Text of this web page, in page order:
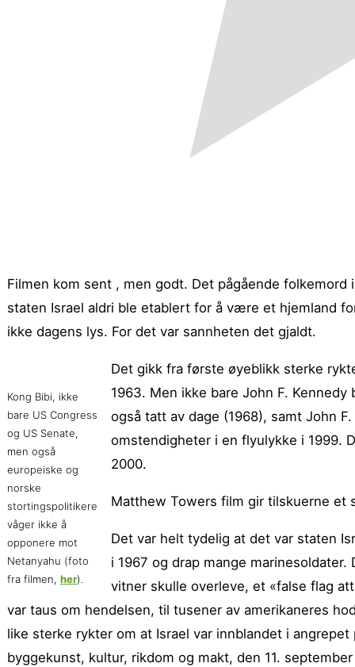
Filmen kom sent , men godt. Det pågående
staten Israel aldri ble etablert for å være et hjemland
ikke dagens lys. For det var sannheten det gjaldt.
Kong Bibi, ikke
bare US Congress
og US Senate,
men også
europeiske og
norske
stortingspolitikere
våger ikke å
opponere mot
Netanyahu (foto
fra filmen, her).
Det gikk fra første øyeblikk sterke
1963. Men ikke bare John F.
også tatt av dage (1968), samt John
omstendigheter i en flyulykke i 1999.
2000.
Matthew Towers film gir tilskuerne et
Det var helt tydelig at det var staten
i 1967 og drap mange
vitner skulle overleve, et «false flag
var taus om hendelsen, til tusener av amerikaneres
like sterke rykter om at Israel var innblandet i
byggekunst, kultur, rikdom og makt, den 11. september